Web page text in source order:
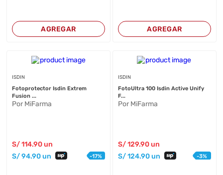
AGREGAR AGREGAR
ISDIN
Fotoprotector Isdin Extrem
Fusion ...
Por MiFarma
S/114.90 un
S/94.90 un -17%
ISDIN
FotoUltra 100 Isdin Active Unify
F...
Por MiFarma
S/129.90un
S/124.90un -3%